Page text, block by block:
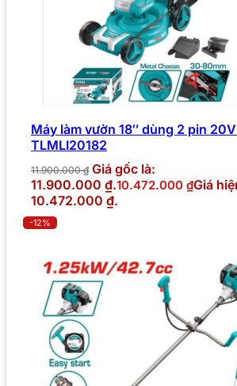
Máy làm vườn 18″ dùng 2 pin
TLMLI20182
11.900.000₫ Giá gốc là:
11.900.000 ₫.10.472.000 ₫Giá
10.472.000 ₫.
-12%